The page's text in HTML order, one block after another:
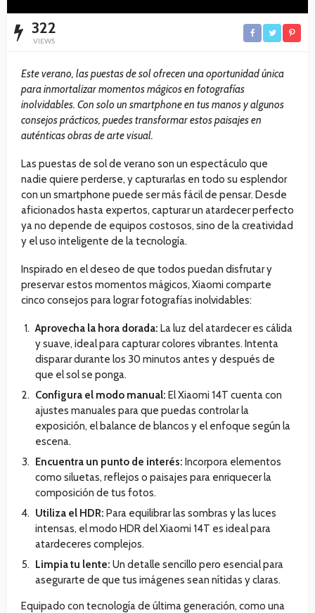
322
VIEWS
Este verano, las puestas de sol ofrecen una oportunidad única
para inmortalizar momentos mágicos en fotografías
inolvidables. Con solo un smartphone en tus manos y algunos
consejos prácticos, puedes transformar estos paisajes en
auténticas obras de arte visual.
Las puestas de sol de verano son un espectáculo que
nadie quiere perderse, y capturarlas en todo su esplendor
con un smartphone puede ser más fácil de pensar. Desde
aficionados hasta expertos, capturar un atardecer perfecto
ya no depende de equipos costosos, sino de la creatividad
y el uso inteligente de la tecnología.
Inspirado en el deseo de que todos puedan disfrutar y
preservar estos momentos mágicos, Xiaomi comparte
cinco consejos para lograr fotografías inolvidables:
Aprovecha la hora dorada: La luz del atardecer es cálida
y suave, ideal para capturar colores vibrantes. Intenta
disparar durante los 30 minutos antes y después de
que el sol se ponga.
Configura el modo manual: El Xiaomi 14T cuenta con
ajustes manuales para que puedas controlar la
exposición, el balance de blancos y el enfoque según la
escena.
Encuentra un punto de interés: Incorpora elementos
como siluetas, reflejos o paisajes para enriquecer la
composición de tus fotos.
Utiliza el HDR: Para equilibrar las sombras y las luces
intensas, el modo HDR del Xiaomi 14T es ideal para
atardeceres complejos.
Limpia tu lente: Un detalle sencillo pero esencial para
asegurarte de que tus imágenes sean nítidas y claras.
Equipado con tecnología de última generación, como una